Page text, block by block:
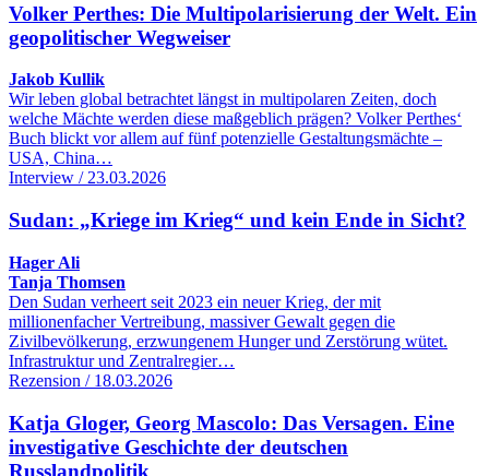
Volker Perthes: Die Multipolarisierung der Welt. Ein
geopolitischer Wegweiser
Jakob Kullik
Wir leben global betrachtet längst in multipolaren Zeiten, doch
welche Mächte werden diese maßgeblich prägen? Volker Perthes‘
Buch blickt vor allem auf fünf potenzielle Gestaltungsmächte –
USA, China…
Interview / 23.03.2026
Sudan: „Kriege im Krieg“ und kein Ende in Sicht?
Hager Ali
Tanja Thomsen
Den Sudan verheert seit 2023 ein neuer Krieg, der mit
millionenfacher Vertreibung, massiver Gewalt gegen die
Zivilbevölkerung, erzwungenem Hunger und Zerstörung wütet.
Infrastruktur und Zentralregier…
Rezension / 18.03.2026
Katja Gloger, Georg Mascolo: Das Versagen. Eine
investigative Geschichte der deutschen
Russlandpolitik